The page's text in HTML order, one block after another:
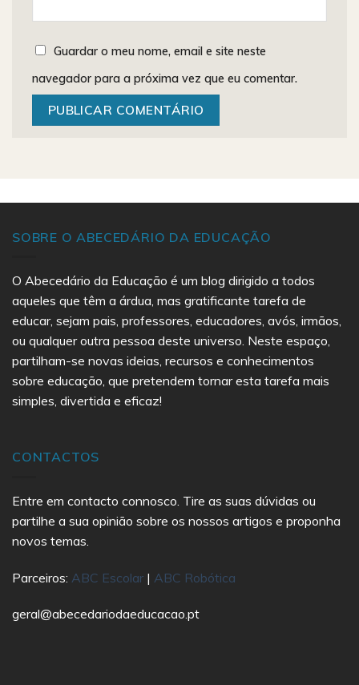
Guardar o meu nome, email e site neste
navegador para a próxima vez que eu comentar.
SOBRE O ABECEDÁRIO DA EDUCAÇÃO
O Abecedário da Educação é um blog dirigido a todos
aqueles que têm a árdua, mas gratificante tarefa de
educar, sejam pais, professores, educadores, avós, irmãos,
ou qualquer outra pessoa deste universo. Neste espaço,
partilham-se novas ideias, recursos e conhecimentos
sobre educação, que pretendem tornar esta tarefa mais
simples, divertida e eficaz!
CONTACTOS
Entre em contacto connosco. Tire as suas dúvidas ou
partilhe a sua opinião sobre os nossos artigos e proponha
novos temas.
Parceiros: ABC Escolar | ABC Robótica
geral@abecedariodaeducacao.pt